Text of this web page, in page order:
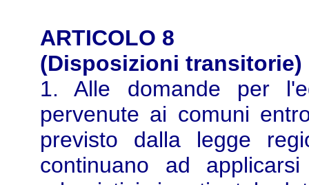
ARTICOLO 8
(Disposizioni transitorie)
1. Alle domande per
pervenute ai comuni
previsto dalla legge
continuano ad